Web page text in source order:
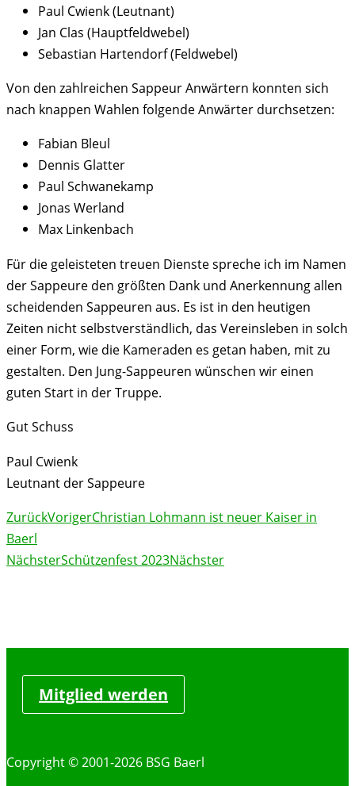
Paul Cwienk (Leutnant)
Jan Clas (Hauptfeldwebel)
Sebastian Hartendorf (Feldwebel)
Von den zahlreichen Sappeur Anwärtern konnten sich
nach knappen Wahlen folgende Anwärter durchsetzen:
Fabian Bleul
Dennis Glatter
Paul Schwanekamp
Jonas Werland
Max Linkenbach
Für die geleisteten treuen Dienste spreche ich im Namen
der Sappeure den größten Dank und Anerkennung allen
scheidenden Sappeuren aus. Es ist in den heutigen
Zeiten nicht selbstverständlich, das Vereinsleben in solch
einer Form, wie die Kameraden es getan haben, mit zu
gestalten. Den Jung-Sappeuren wünschen wir einen
guten Start in der Truppe.
Gut Schuss
Paul Cwienk
Leutnant der Sappeure
ZurückVorigerChristian Lohmann ist neuer Kaiser in
Baerl
NächsterSchützenfest 2023Nächster
Mitglied werden
Copyright © 2001-2026 BSG Baerl